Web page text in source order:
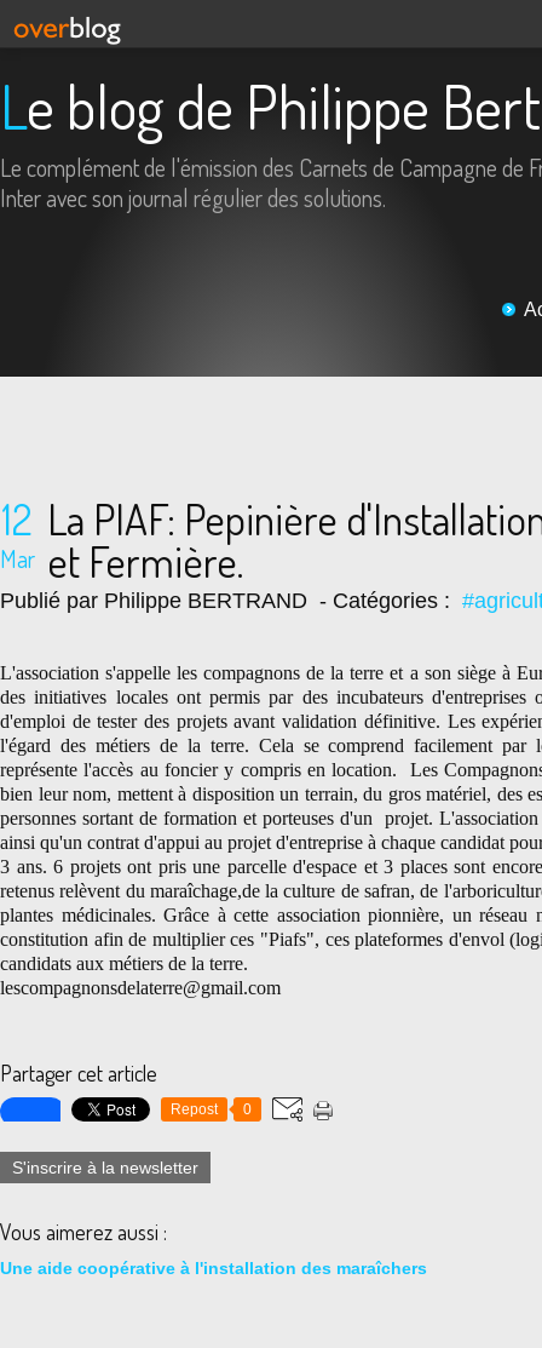
Le blog de Philippe
Le complément de l'émission des Carnets de Campagne de
Inter avec son journal régulier des solutions.
12
Mar
La PIAF: Pepinière
et Fermière.
Publié par Philippe BERTRAND - Catégories :
L'association s'appelle les compagnons de la terre et a son siège à
des initiatives locales ont permis par des incubateurs d'entreprises
d'emploi de tester des projets avant validation définitive. Les
l'égard des métiers de la terre. Cela se comprend facilement par
représente l'accès au foncier y compris en location. Les
bien leur nom, mettent à disposition un terrain, du gros matériel, des
personnes sortant de formation et porteuses d'un projet.
ainsi qu'un contrat d'appui au projet d'entreprise à chaque candidat
3 ans. 6 projets ont pris une parcelle d'espace et 3 places sont
retenus relèvent du maraîchage,de la culture de safran, de
plantes médicinales. Grâce à cette association pionnière, un réseau
constitution afin de multiplier ces "Piafs", ces plateformes d'envol
candidats aux métiers de la terre.
lescompagnonsdelaterre@gmail.com
Partager cet article
Repost 0
S'inscrire à la newsletter
Vous aimerez aussi :
Une aide coopérative à l'installation des maraîchers